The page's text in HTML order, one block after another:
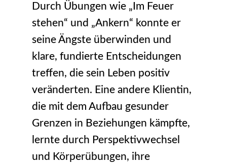
Durch Übungen wie „Im Feuer
stehen“ und „Ankern“ konnte er
seine Ängste überwinden und
klare, fundierte Entscheidungen
treffen, die sein Leben positiv
veränderten. Eine andere Klientin,
die mit dem Aufbau gesunder
Grenzen in Beziehungen kämpfte,
lernte durch Perspektivwechsel
und Körperübungen, ihre